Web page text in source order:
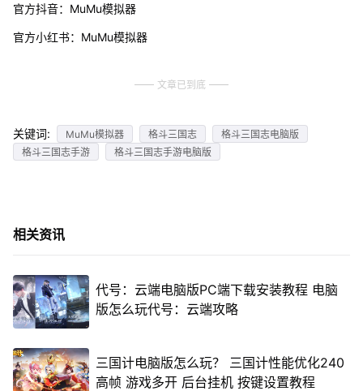
官方抖音：MuMu模拟器
官方小红书：MuMu模拟器
文章已到底
关键词: MuMu模拟器 格斗三国志
格斗三国志电脑版
格斗三国志手游
格斗三国志手游电脑版
相关资讯
代号：云端电脑版PC端下载安装教程 电脑
版怎么玩代号：云端攻略
三国计电脑版怎么玩？ 三国计性能优化240
高帧 游戏多开 后台挂机 按键设置教程